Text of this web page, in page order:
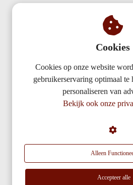
Partnerships
5431 NVCuijk
info@audienceplayer.com
Cookies
Cookies op onze website
gebruikerservaring optimaal te
personaliseren van
Bekijk ook onze
Alleen
Accepteer alle